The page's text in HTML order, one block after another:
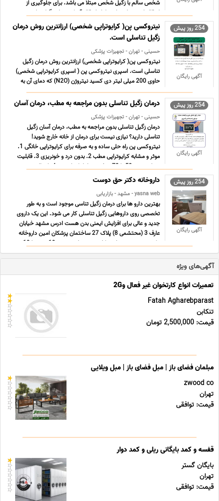
شخص سالم با زگیل شخص مبتلا می باشد. برای جلوگیری از
انتقال این بیماری باید عامل انتقال آن که همان زگیل ها ه ... ...
254 روز پیش
آگهی رایگان
نیتروکسی پن( کرایوتراپی شخصی) ارزانترین روش درمان
زگیل تناسلی است.
حسینی - تهران - تجهیزات پزشکی
نیتروکسی پن( کرایوتراپی شخصی) ارزانترین روش درمان زگیل
تناسلی است. اسپری نیتروکسی پن ( اسپری کرایوتراپی شخصی)
حاوی 200 میلی لیتر دی کسید نیتروژن (N2O) که دمای آن به
حدود منفی 96 درجه سانتیگراد می رسد. این محصول قابلیت
کاهش دمای بافت تا حدود منفی 70 درجه سانتی گراد را دارد. برای
254 روز پیش
آگهی رایگان
درمان زگیل تناسلی بدون مراجعه به مطب، درمان آسان
حسینی - تهران - تجهیزات پزشکی
درمان زگیل تناسلی بدون مراجعه به مطب، درمان آسان زگیل
تناسلی دارید؟ نیازی نیست برای درمان از خانه خارج شوید!
نیتروکسی پن راه حلی ساده و به صرفه برای کرایوتراپی خانگی 1.
موثر و مشابه کرایوتراپی مطب 2. بدون درد و خونریزی 3. قابلیت
درمان حدود 50 تا 70 موضع تنها با یک اسپری 4. ارسال ... ...
254 روز پیش
آگهی رایگان
داروخانه دکتر حق دوست
yasna web - مشهد - بازاریابی
بهترین دارو ها برای درمان زگیل تناسی موجود است و به طور
تخصصی روی داروهایی زگیل تناسلی کار می شود. این یک داروی
جدید و عالی برای افزایش ایمنی بدن هست ادرس مشهد خیابان
عارف 3 (محتشمی 8) پلاک 27 ساختمان پزشکان امین داروخانه
دکتر حق دوست ساعت کاری شنبه تا پنجشنبه 10 صبح تا 10
شب ج ... ...
آگهی‌های ویژه
تعمیرات انواع کارتخوان غیر فعال و2G
Fatah Agharebparast
تنکابن
قیمت: 2,500,000 تومان
مبلمان فضای باز | مبل فضای باز | مبل ویلایی
zwood co
تهران
قیمت: توافقی
قفسه و کمد بایگانی ریلی و کمد دوار
بایگان گستر
تهران
قیمت: توافقی